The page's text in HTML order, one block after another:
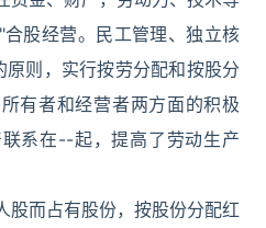
股经营。民工管理、独立核
则，实行按劳分配和按股分
有者和经营者两方面的积极
系在--起，提高了劳动生产
股而占有股份，按股份分配红